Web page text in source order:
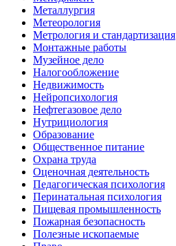
Металлургия
Метеорология
Метрология и стандартизация
Монтажные работы
Музейное дело
Налогообложение
Недвижимость
Нейропсихология
Нефтегазовое дело
Нутрициология
Образование
Общественное питание
Охрана труда
Оценочная деятельность
Педагогическая психология
Перинатальная психология
Пищевая промышленность
Пожарная безопасность
Полезные ископаемые